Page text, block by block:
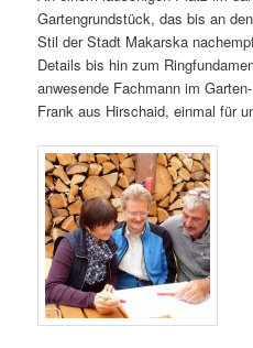
Gartengrundstück, das bis an
Stil der Stadt Makarska
Details bis hin zum
anwesende Fachmann im
Frank aus Hirschaid, einmal für